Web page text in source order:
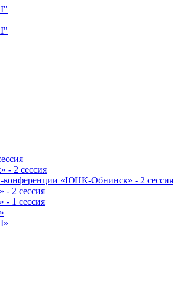
- 2 сессия
конференции «ЮНК-Обнинск» - 2 сессия
- 2 сессия
- 1 сессия